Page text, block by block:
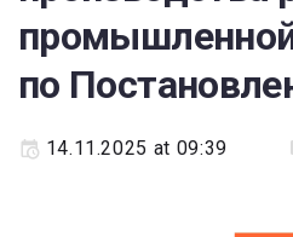
по
14.11.2025 at 09:39